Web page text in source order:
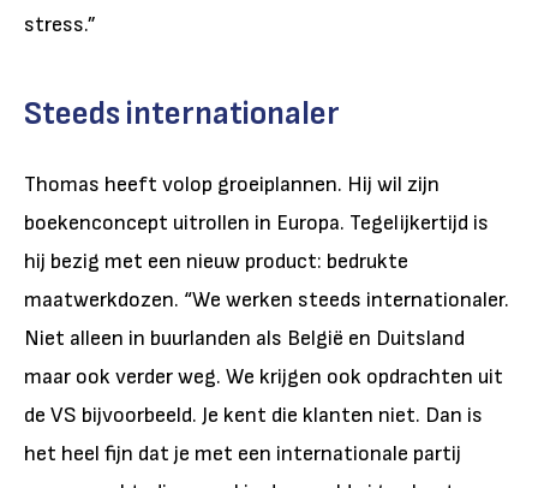
stress.”
Steeds internationaler
Thomas heeft volop groeiplannen. Hij wil zijn
boekenconcept uitrollen in Europa. Tegelijkertijd is
hij bezig met een nieuw product: bedrukte
maatwerkdozen. “We werken steeds internationaler.
Niet alleen in buurlanden als België en Duitsland
maar ook verder weg. We krijgen ook opdrachten uit
de VS bijvoorbeeld. Je kent die klanten niet. Dan is
het heel fijn dat je met een internationale partij